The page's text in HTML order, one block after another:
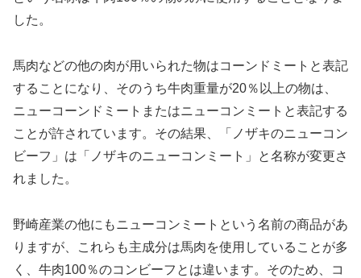
した。
馬肉などの他の肉が用いられた物はコーンドミートと表記
することになり、そのうち牛肉重量が20％以上の物は、
ニューコーンドミートまたはニューコンミートと表記する
ことが許されています。その結果、「ノザキのニューコン
ビーフ」は「ノザキのニューコンミート」と名称が変更さ
れました。
野崎産業の他にもニューコンミートという名前の商品があ
りますが、これらも主成分は馬肉を使用していることが多
く、牛肉100％のコンビーフとは違います。そのため、コ